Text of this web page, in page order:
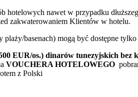
nawet w przypadku
zakwaterowaniem Klientów w hotelu.
basenach) mogą być dostępne
EUR/os.) dinarów tunezyjskich bez
VOUCHERA HOTELOWEGO
z Polski